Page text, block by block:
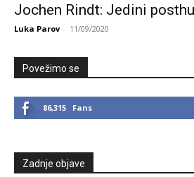
Jochen Rindt: Jedini
Luka Parov - 11/09/2020
Povežimo se
86,315 Fans
Zadnje objave